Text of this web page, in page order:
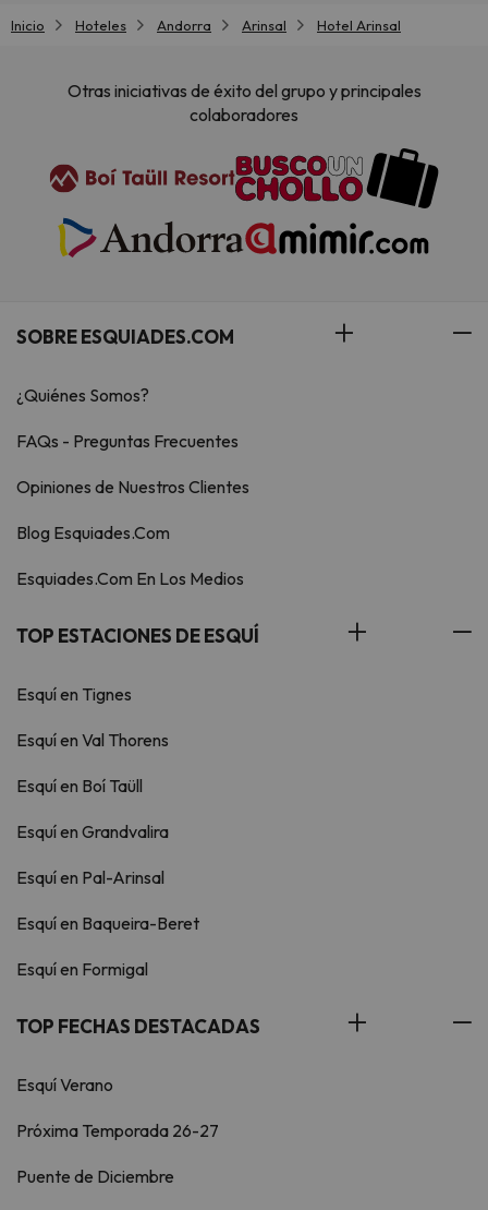
Inicio Hoteles Andorra Arinsal Hotel Arinsal
Otras iniciativas de éxito del grupo y principales
colaboradores
SOBRE ESQUIADES.COM
¿Quiénes Somos?
FAQs - Preguntas Frecuentes
Opiniones de Nuestros Clientes
Blog Esquiades.Com
Esquiades.Com En Los Medios
TOP ESTACIONES DE ESQUÍ
Esquí en Tignes
Esquí en Val Thorens
Esquí en Boí Taüll
Esquí en Grandvalira
Esquí en Pal-Arinsal
Esquí en Baqueira-Beret
Esquí en Formigal
TOP FECHAS DESTACADAS
Esquí Verano
Próxima Temporada 26-27
Puente de Diciembre